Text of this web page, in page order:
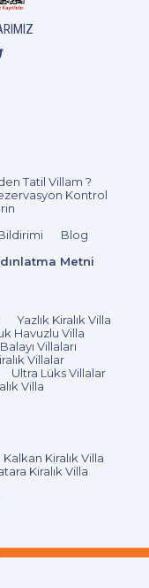
Tatil Villam ?
Kontrol
Blog
Metni
Yazlık Kiralık Villa
Havuzlu Villa
Balayı Villaları
Villalar
Ultra Lüks Villalar
Villa
Kalkan Kiralık Villa
Kiralık Villa